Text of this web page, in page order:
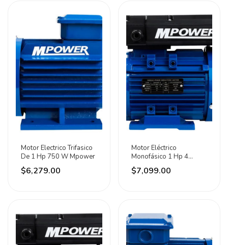
Motor Electrico Trifasico
De 1 Hp 750 W Mpower
$6,279.00
Motor Eléctrico
Monofásico 1 Hp 4
Polos Cmyl80-4
Mpower
$7,099.00